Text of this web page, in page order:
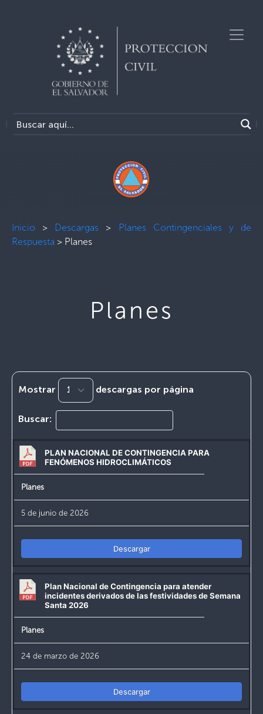
Inicio > Descargas > Planes Contingenciales y de
Respuesta > Planes
Planes
Mostrar descargas por página
Buscar:
PLAN NACIONAL DE CONTINGENCIA PARA
FENÓMENOS HIDROCLIMÁTICOS
Planes
5 de junio de 2026
Descargar
Plan Nacional de Contingencia para atender
incidentes derivados de las festividades de Semana
Santa 2026
Planes
24 de marzo de 2026
Descargar